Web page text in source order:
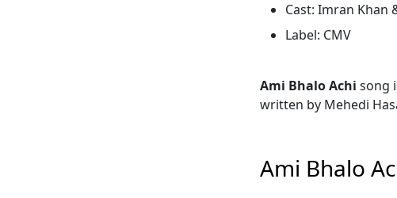
Cast: Imran Khan
Label: CMV
Ami Bhalo Achi song
written by Mehedi
Ami Bhalo